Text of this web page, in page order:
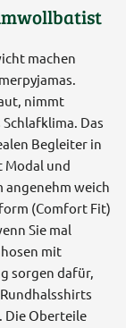
machen
nimmt
Das
Begleiter in
Modal und
angenehm weich
(Comfort Fit)
Sie mal
mit
sorgen dafür,
Die Oberteile